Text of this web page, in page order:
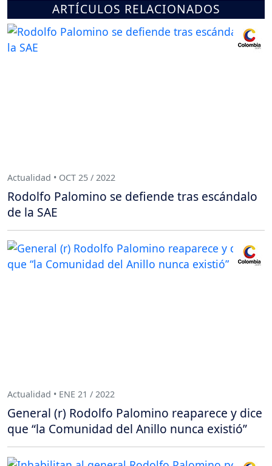
ARTÍCULOS RELACIONADOS
Actualidad • OCT 25 / 2022
Rodolfo Palomino se defiende tras escándalo
de la SAE
Actualidad • ENE 21 / 2022
General (r) Rodolfo Palomino reaparece y dice
que “la Comunidad del Anillo nunca existió”